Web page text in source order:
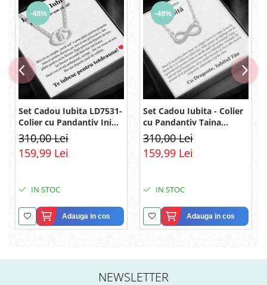
-48%
Set Cadou Iubita LD7531-
Colier cu Pandantiv Inimi
Pereche din Argint 925
placat cu rodiu, Cutie
Elegantă și Felicitare
310,00 Lei
159,99 Lei
IN STOC
Adauga in cos
-48%
Set Cadou Iubita - Colier
cu Pandantiv Taina
Infinitului din Argint 925
placat cu rodiu, Cutie
Elegantă și Mesaj
310,00 Lei
159,99 Lei
IN STOC
Adauga in cos
NEWSLETTER